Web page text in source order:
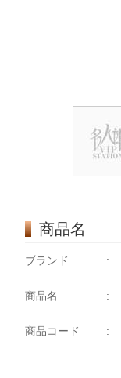
商品名
ブランド :
商品名 :
商品コード :